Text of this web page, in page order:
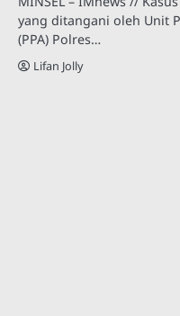
yang ditangani oleh Unit
(PPA) Polres…
Lifan Jolly